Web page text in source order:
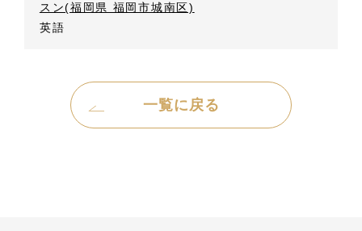
スン(福岡県 福岡市城南区)
英語
一覧に戻る